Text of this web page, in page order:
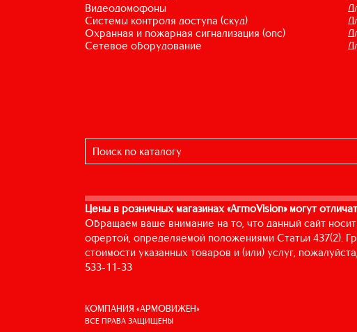
видеодомофоны
системы контроля доступа (скуд)
охранная и пожарная сигнализация (опс)
сетевое оборудование
Цены в розничных магазинах «ArmoVision» могут
Обращаем ваше внимание на то, что данный сайт
офертой, определяемой положениями Статьи 437(2).
стоимости указанных товаров и (или) услуг,
533-11-33
КОМПАНИЯ «АРМОВИЖЕН»
ВСЕ ПРАВА ЗАЩИЩЕНЫ